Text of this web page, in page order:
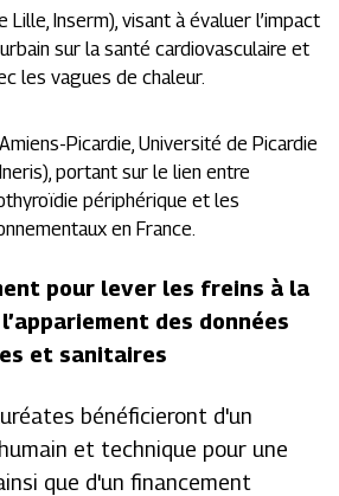
Lille, Inserm), visant à évaluer l’impact
sur la santé cardiovasculaire et
les vagues de chaleur.
Picardie, Université de Picardie
portant sur le lien entre
périphérique et les
en France.
pour lever les freins à la
des données
et sanitaires
bénéficieront d'un
et technique pour une
que d'un financement